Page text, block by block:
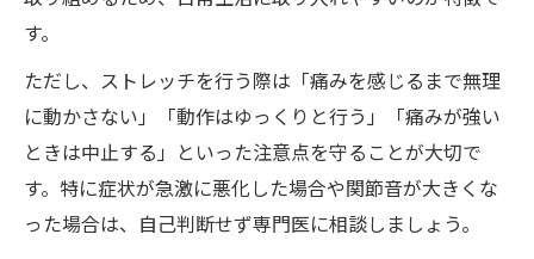
す。
ただし、ストレッチを行う際は「痛みを感じるまで無理
に動かさない」「動作はゆっくりと行う」「痛みが強い
ときは中止する」といった注意点を守ることが大切で
す。特に症状が急激に悪化した場合や関節音が大きくな
った場合は、自己判断せず専門医に相談しましょう。